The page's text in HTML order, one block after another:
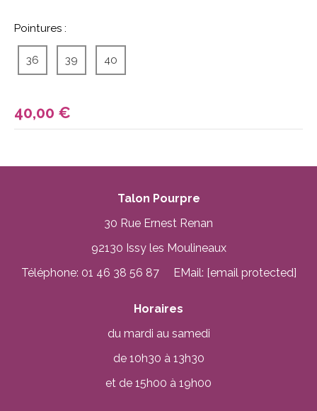
Pointures :
36 39 40
40,00 €
Talon Pourpre
30 Rue Ernest Renan
92130 Issy les Moulineaux
Téléphone: 01 46 38 56 87 EMail: [email protected]
Horaires
du mardi au samedi
de 10h30 à 13h30
et de 15h00 à 19h00